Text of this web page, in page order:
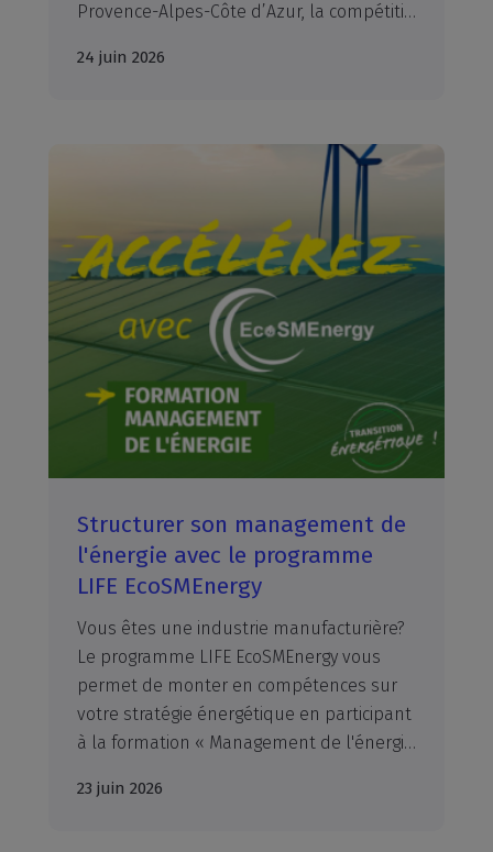
Provence-Alpes-Côte d’Azur, la compétitivité de nombreuses activités dépend déjà des solutions innovantes déployées par les acteurs de l’eau. Cette étude inédite en révèle le poids, les fragilités et le potentiel.
24 juin 2026
Structurer son management de
l'énergie avec le programme
LIFE EcoSMEnergy
Vous êtes une industrie manufacturière?
Le programme LIFE EcoSMEnergy vous
permet de monter en compétences sur
votre stratégie énergétique en participant
à la formation « Management de l'énergie en industrie » : une journée 100% prise en charge pour améliorer votre efficacité énergétique, réduire durablement vos consommations et gagner en performance. Les inscriptions sont ouvertes pour les prochaines sessions de formation !
23 juin 2026